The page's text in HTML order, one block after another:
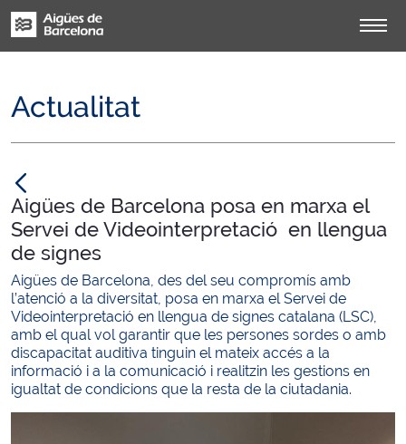
Actualitat
Aigües de Barcelona posa en marxa el
Servei de Videointerpretació en llengua
de signes
Aigües de Barcelona, des del seu compromís amb
l’atenció a la diversitat, posa en marxa el Servei de
Videointerpretació en llengua de signes catalana (LSC),
amb el qual vol garantir que les persones sordes o amb
discapacitat auditiva tinguin el mateix accés a la
informació i a la comunicació i realitzin les gestions en
igualtat de condicions que la resta de la ciutadania.